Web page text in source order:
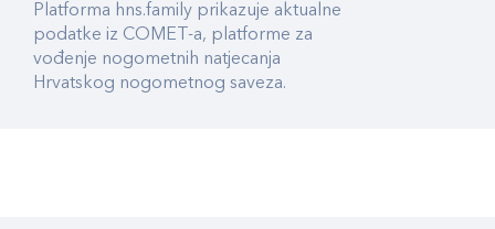
Platforma hns.family prikazuje aktualne
podatke iz COMET-a, platforme za
vođenje nogometnih natjecanja
Hrvatskog nogometnog saveza.